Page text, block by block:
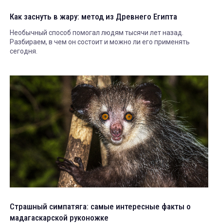
Как заснуть в жару: метод из Древнего Египта
Необычный способ помогал людям тысячи лет назад.
Разбираем, в чем он состоит и можно ли его применять
сегодня.
Страшный симпатяга: самые интересные факты о
мадагаскарской руконожке